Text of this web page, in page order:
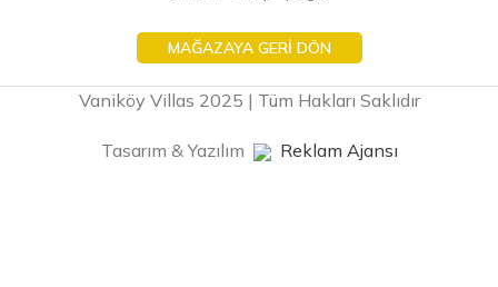
MAĞAZAYA GERI DÖN
Vaniköy Villas 2025 | Tüm Hakları Saklıdır
Tasarım & Yazılım Reklam Ajansı